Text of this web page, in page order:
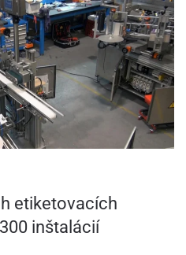
etiketovacích
inštalácií